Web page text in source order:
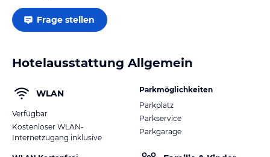
Frage stellen
Hotelausstattung Allgemein
WLAN
Verfügbar
Kostenloser WLAN-
Internetzugang inklusive
Parkmöglichkeiten
Parkplatz
Parkservice
Parkgarage